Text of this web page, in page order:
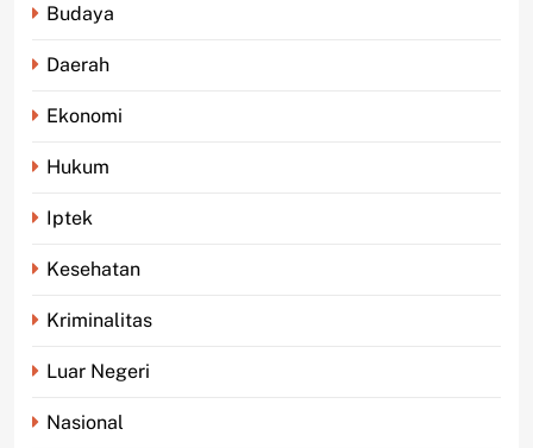
Budaya
Daerah
Ekonomi
Hukum
Iptek
Kesehatan
Kriminalitas
Luar Negeri
Nasional